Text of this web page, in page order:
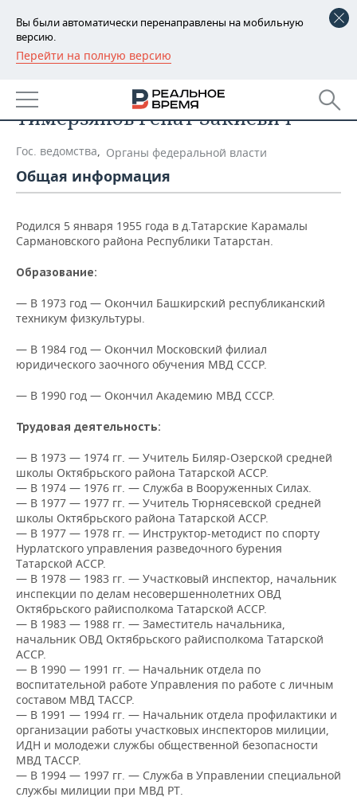
Вы были автоматически перенаправлены на мобильную
версию.
Перейти на полную версию
РЕГИОНЫ
БАШКОРТОСТАН
ТАТАРСТАН
УДМУРТИЯ
НОВОСТИ
АНАЛИТИКА
НОВОСТИ АНАЛИТИКИ
КОРОЛИ ГОСЗАКАЗА ПФО
ВУЗЫ ТАТАРСТАНА
КОМУ ПРИНАДЛЕЖАТ
ТОРГОВЫЕ ЦЕНТРЫ
ЭКОНОМИКА
ФИНАНСЫ
БАНКИ
БЮДЖЕТ
ИНВЕСТИЦИИ
НОВОСТИ
ПРОМЫШЛЕННОСТИ
МАШИНОСТРОЕНИЕ
НЕФТЕХИМИЯ
НЕФТЬ
ОПК
ЭНЕРГЕТИКА
НЕДВИЖИМОСТЬ
НОВОСТИ НЕДВИЖИМОСТИ
АВТО
НОВОСТИ АВТО
БИЗНЕС
НОВОСТИ БИЗНЕСА
ТРАНСПОРТ
УСЛУГИ
ТЕХНОЛОГИИ
IT
МЕДИА
ТЕЛЕКОММУНИКАЦИИ
НОВОСТИ МЕРОПРИЯТИЙ
ВЫЕЗДНАЯ РЕДАКЦИЯ
БИЗНЕС-БРАНЧИ
ONLINE-КОНФЕРЕНЦИИ
ОТКРЫТАЯ ЛЕКЦИЯ
СПОРТ
НОВОСТИ СПОРТА
ФУТБОЛ
ХОККЕЙ
БАСКЕТБОЛ
ВОЛЕЙБОЛ
КИБЕРСПОРТ
ФИГУРНОЕ КАТАНИЕ
ВОДНЫЕ ВИДЫ СПОРТА
ХОККЕЙ С МЯЧОМ
ОБЩЕСТВО
НОВОСТИ ОБЩЕСТВА
ВЛАСТЬ
ИНФРАСТРУКТУРА
ИСТОРИЯ
КУЛЬТУРА
МЕДИЦИНА
ОБРАЗОВАНИЕ
ПРОИСШЕСТВИЯ
ФОТОГАЛЕРЕЯ
СЮЖЕТЫ
СПРАВОЧНИК
СПИСОК ПЕРСОН
СПИСОК КОМПАНИЙ
ПОЛНАЯ ВЕРСИЯ
Тимерзянов Ренат Закиевич
Гос. ведомства, Органы федеральной власти
Общая информация
Родился 5 января 1955 года в д.Татарские Карамалы
Сармановского района Республики Татарстан.
Образование:
— В 1973 год — Окончил Башкирский республиканский
техникум физкультуры.
— В 1984 год — Окончил Московский филиал
юридического заочного обучения МВД СССР.
— В 1990 год — Окончил Академию МВД СССР.
Трудовая деятельность:
— В 1973 — 1974 гг. — Учитель Биляр-Озерской средней
школы Октябрьского района Татарской АССР.
— В 1974 — 1976 гг. — Служба в Вооруженных Силах.
— В 1977 — 1977 гг. — Учитель Тюрнясевской средней
школы Октябрьского района Татарской АССР.
— В 1977 — 1978 гг. — Инструктор-методист по спорту
Нурлатского управления разведочного бурения
Татарской АССР.
— В 1978 — 1983 гг. — Участковый инспектор, начальник
инспекции по делам несовершеннолетних ОВД
Октябрьского райисполкома Татарской АССР.
— В 1983 — 1988 гг. — Заместитель начальника,
начальник ОВД Октябрьского райисполкома Татарской
АССР.
— В 1990 — 1991 гг. — Начальник отдела по
воспитательной работе Управления по работе с личным
составом МВД ТАССР.
— В 1991 — 1994 гг. — Начальник отдела профилактики и
организации работы участковых инспекторов милиции,
ИДН и молодежи службы общественной безопасности
МВД ТАССР.
— В 1994 — 1997 гг. — Служба в Управлении специальной
службы милиции при МВД РТ.